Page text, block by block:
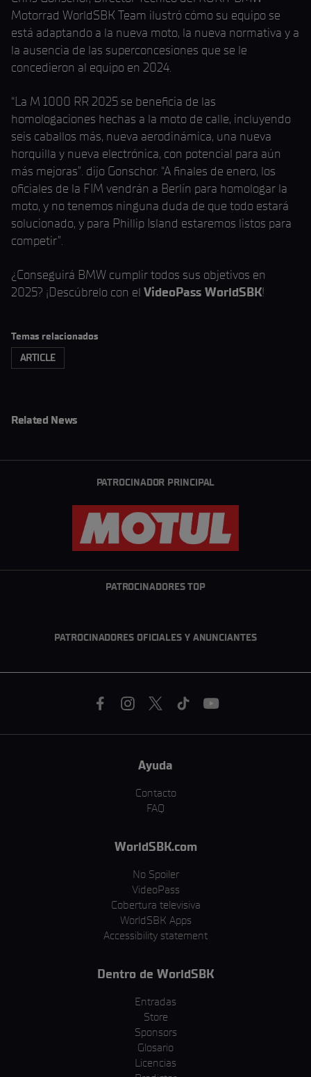
Motorrad WorldSBK Team ilustró cómo su equipo se
está adaptando a la nueva moto, la nueva normativa y a
la ausencia de las superconcesiones que se le
concedieron al equipo en 2024.
“La M 1000 RR 2025 se beneficia de las
homologaciones hechas a la moto de calle, incluyendo
seis caballos más, nueva aerodinámica, una nueva
horquilla y nueva electrónica, con potencial para aún
más mejoras”. dijo Gonschor. “A finales de enero, los
oficiales de la FIM vendrán a Berlín para homologar la
moto, y no tenemos ninguna duda de que todo estará
solucionado, y para Phillip Island estaremos listos para
competir”.
¿Conseguirá BMW cumplir todos sus objetivos en
2025? ¡Descúbrelo con el VideoPass WorldSBK!
Temas relacionados
ARTICLE
Related News
PATROCINADOR PRINCIPAL
PATROCINADORES TOP
PATROCINADORES OFICIALES Y ANUNCIANTES
Ayuda
Contacto
FAQ
WorldSBK.com
No Spoiler
VideoPass
Cobertura televisiva
WorldSBK Apps
Accessibility statement
Dentro de WorldSBK
Entradas
Store
Sponsors
Glosario
Licencias